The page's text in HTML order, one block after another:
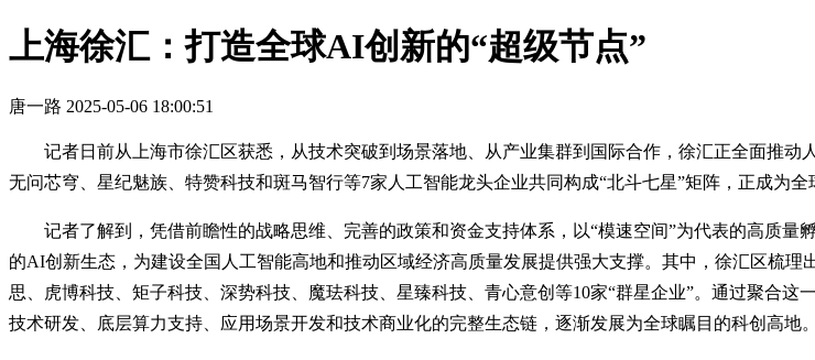
上海徐汇：打造全球AI创新的“超级节点”
唐一路 2025-05-06 18:00:51
记者日前从上海市徐汇区获悉，从技术突破到场景落地、从产业集群到国际合作，徐汇正全面推
无问芯穹、星纪魅族、特赞科技和斑马智行等7家人工智能龙头企业共同构成“北斗七星”矩阵，正成为全
记者了解到，凭借前瞻性的战略思维、完善的政策和资金支持体系，以“模速空间”为代表的高质
的AI创新生态，为建设全国人工智能高地和推动区域经济高质量发展提供强大支撑。其中，徐汇区梳
思、虎博科技、矩子科技、深势科技、魔珐科技、星臻科技、青心意创等10家“群星企业”。通过聚合
技术研发、底层算力支持、应用场景开发和技术商业化的完整生态链，逐渐发展为全球瞩目的科创高地